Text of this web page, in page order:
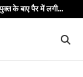
के बाए पैर में लगी
मौके पर पुलिस